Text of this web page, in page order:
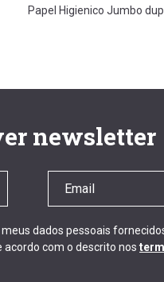
Papel Higienico Jumbo
newsletter
dados pessoais
com o descrito nos